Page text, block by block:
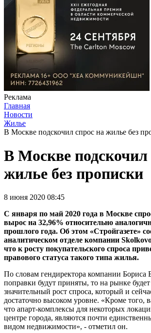
Реклама
Главная
Новости
Жилье
В Москве подскочил спрос на жилье без
В Москве подскочил
жилье без прописки
8 июня 2020 08:45
С января по май 2020 года в Москве
вырос на 32,96% относительно
прошлого года. Об этом «Стройгазете»
аналитическом отделе компании
что к росту покупательского спроса
правового статуса такого типа жилья.
По словам гендиректора компании Бориса
поправки будут приняты, то на рынке
значительный рост спроса, который и
достаточно высоком уровне. «Кроме того,
что апарт-комплексы для некоторых
центре города, являются почти
видом недвижимости», - отметил он.